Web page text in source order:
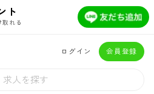
ト
れる
ログイン 会員登録
求人を探す